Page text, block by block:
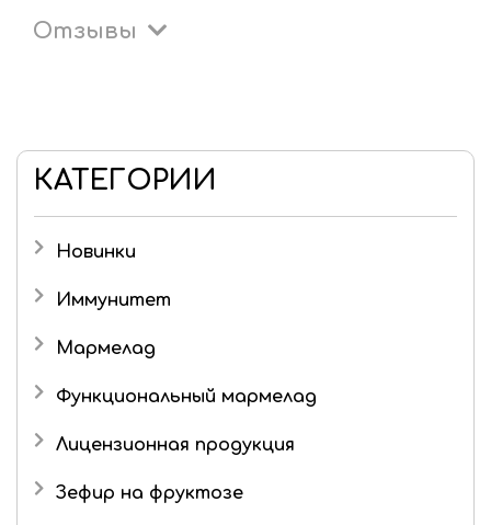
КАТЕГОРИИ
Новинки
Иммунитет
Мармелад
Детский мармелад
Мармелад в шоколаде
Функциональный мармелад
Лицензионная продукция
Три кота
Зефир на фруктозе
Отзывы